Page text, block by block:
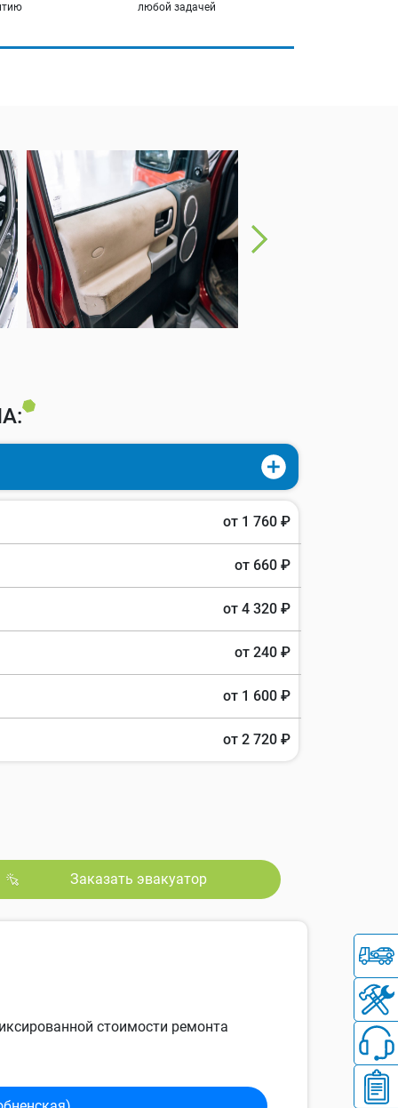
любой задачей
от 1 760 ₽
от 660 ₽
от 4 320 ₽
от 240 ₽
от 1 600 ₽
от 2 720 ₽
Заказать эвакуатор
стоимости ремонта